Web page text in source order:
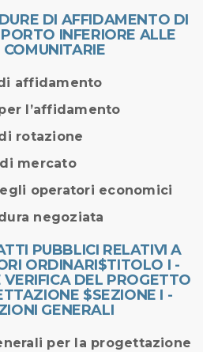
DI AFFIDAMENTO DI
INFERIORE ALLE
COMUNITARIE
affidamento
l’affidamento
rotazione
mercato
operatori economici
negoziata
PUBBLICI RELATIVI A
ORDINARI$TITOLO I -
DEL PROGETTO
$SEZIONE I -
GENERALI
per la progettazione